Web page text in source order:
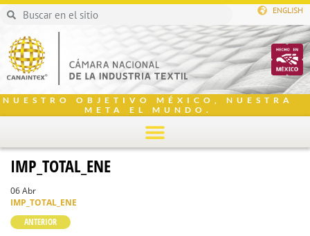
ENGLISH
NUESTRO OBJETIVO MÉXICO, NUESTRA
META EL MUNDO.
IMP_TOTAL_ENE
06 Abr
IMP_TOTAL_ENE
ANTERIOR